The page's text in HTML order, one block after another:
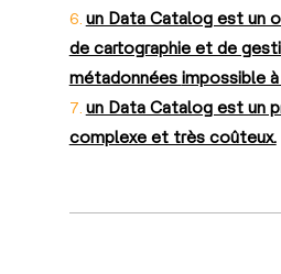
un Data Catalog est un
de cartographie et de
métadonnées impossible
un Data Catalog est un
complexe et très coûteux.